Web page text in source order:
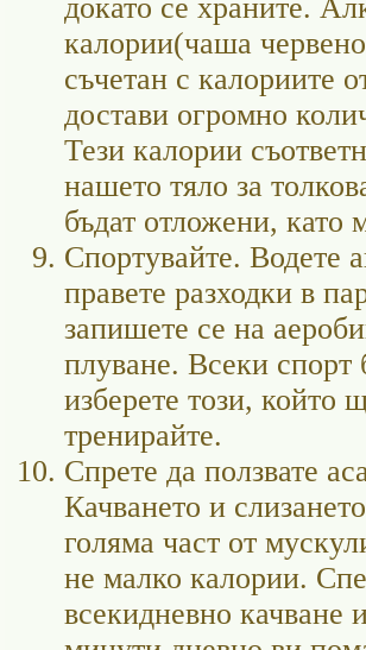
докато се храните.
калории(чаша
съчетан с калориите
достави огромно
Тези калории
нашето тяло за
бъдат отложени, като
Спортувайте. Водете
правете разходки в
запишете се на
плуване. Всеки спорт
изберете този, който
тренирайте.
Спрете да ползвате
Качването и
голяма част от
не малко калории.
всекидневно качване